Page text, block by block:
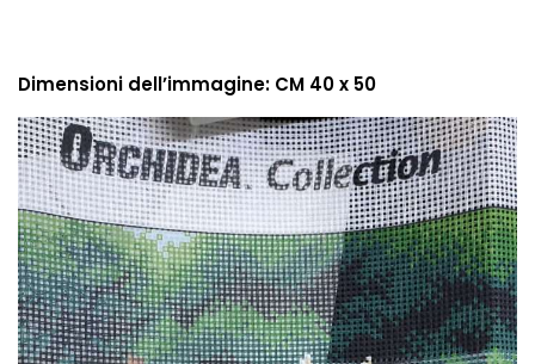
Dimensioni dell’immagine: CM 40 x 50